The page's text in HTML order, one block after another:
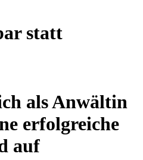
statt
als Anwältin
erfolgreiche
auf